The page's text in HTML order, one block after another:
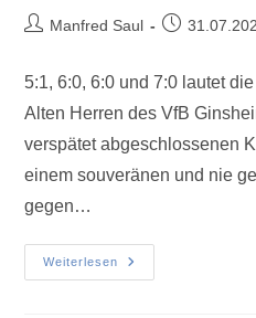
Manfred Saul
5:1, 6:0, 6:0 und 7:0 lautet
Alten Herren des VfB
verspätet abgeschlossenen
einem souveränen und nie
gegen…
Weiterlesen